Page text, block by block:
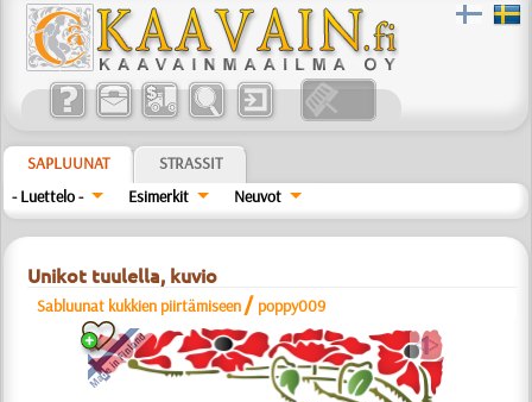
SAPLUUNAT
STRASSIT
- Luettelo -
Esimerkit Neuvot
Unikot tuulella, kuvio
Sabluunat kukkien piirtämiseen / poppy009
a